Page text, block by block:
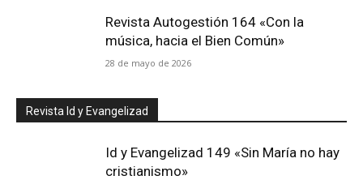
Revista Autogestión 164 «Con la
música, hacia el Bien Común»
28 de mayo de 2026
Revista Id y Evangelizad
Id y Evangelizad 149 «Sin María no hay
cristianismo»